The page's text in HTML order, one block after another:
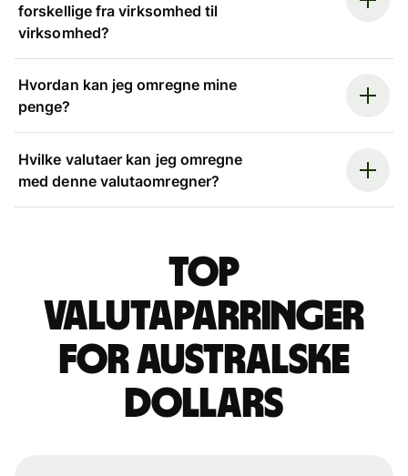
forskellige fra virksomhed til
virksomhed?
Hvordan kan jeg omregne mine
penge?
Hvilke valutaer kan jeg omregne
med denne valutaomregner?
Top
valutaparringer
for australske
dollars